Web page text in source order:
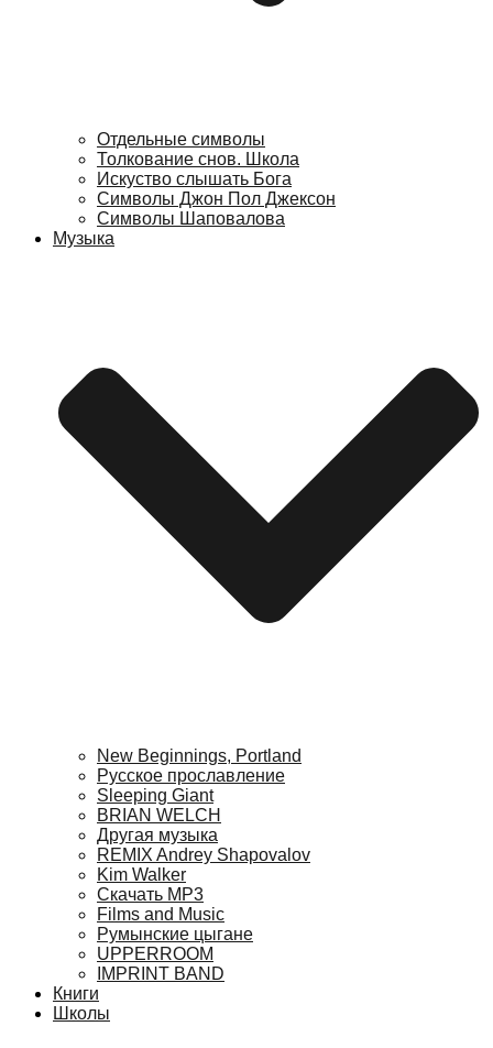
Отдельные символы
Толкование снов. Школа
Искуство слышать Бога
Символы Джон Пол Джексон
Символы Шаповалова
Музыка
New Beginnings, Portland
Русское прославление
Sleeping Giant
BRIAN WELCH
Другая музыка
REMIX Andrey Shapovalov
Kim Walker
Скачать MP3
Films and Music
Румынские цыгане
UPPERROOM
IMPRINT BAND
Книги
Школы